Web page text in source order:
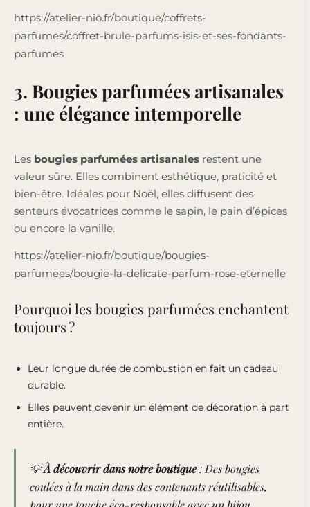
https://atelier-nio.fr/boutique/coffrets-
parfumes/coffret-brule-parfums-isis-et-ses-fondants-
parfumes
3. Bougies parfumées artisanales
: une élégance intemporelle
Les bougies parfumées artisanales restent une
valeur sûre. Elles combinent esthétique, praticité et
bien-être. Idéales pour Noël, elles diffusent des
senteurs évocatrices comme le sapin, le pain d’épices
ou encore la vanille.
https://atelier-nio.fr/boutique/bougies-
parfumees/bougie-la-delicate-parfum-rose-eternelle
Pourquoi les bougies parfumées enchantent
toujours ?
Leur longue durée de combustion en fait un cadeau
durable.
Elles peuvent devenir un élément de décoration à part
entière.
💡À découvrir dans notre boutique: Des bougies
coulées à la main dans des contenants réutilisables,